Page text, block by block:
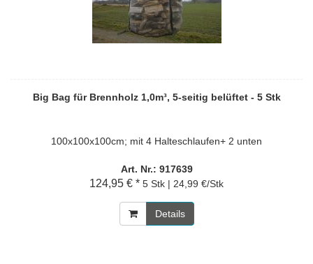
Big Bag für Brennholz 1,0m³, 5-seitig belüftet - 5 Stk
100x100x100cm; mit 4 Halteschlaufen+ 2 unten
Art. Nr.: 917639
124,95 € * 5 Stk | 24,99 €/Stk
Details